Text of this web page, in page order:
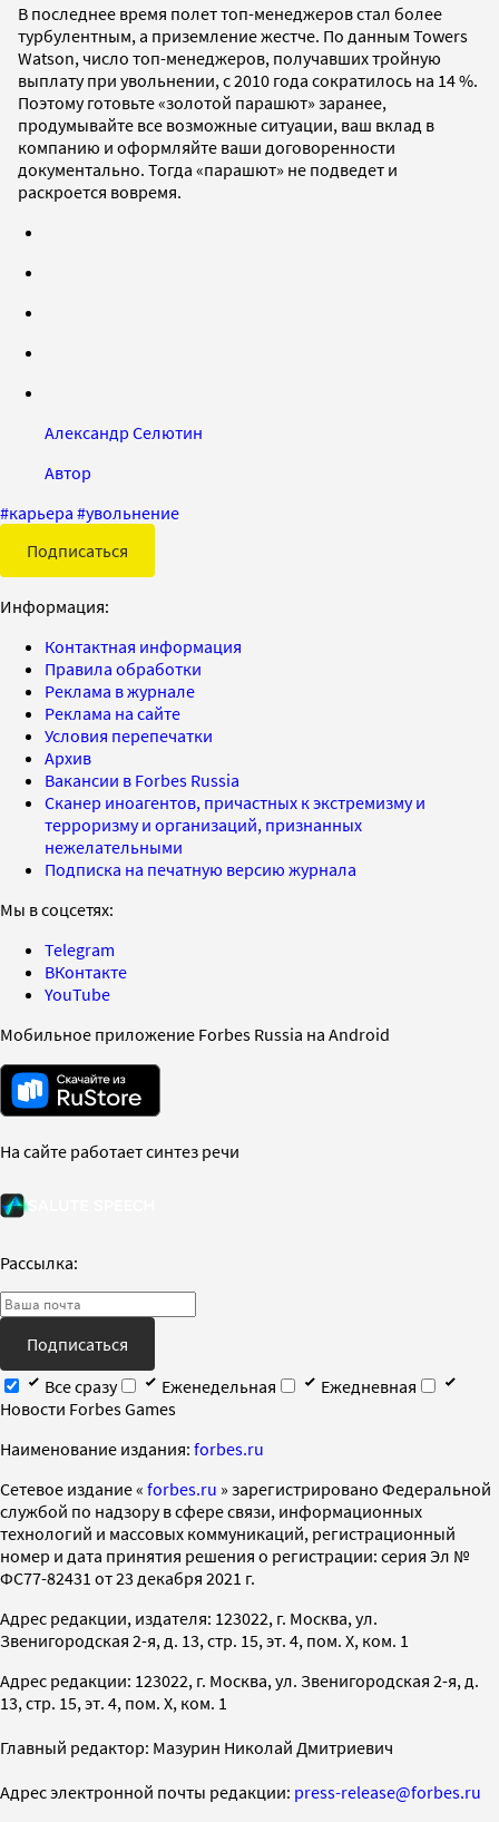
В последнее время полет топ-менеджеров стал более
турбулентным, а приземление жестче. По данным Towers
Watson, число топ-менеджеров, получавших тройную
выплату при увольнении, с 2010 года сократилось на 14 %.
Поэтому готовьте «золотой парашют» заранее,
продумывайте все возможные ситуации, ваш вклад в
компанию и оформляйте ваши договоренности
документально. Тогда «парашют» не подведет и
раскроется вовремя.
Александр Селютин
Автор
#карьера #увольнение
Подписаться
Информация:
Контактная информация
Правила обработки
Реклама в журнале
Реклама на сайте
Условия перепечатки
Архив
Вакансии в Forbes Russia
Сканер иноагентов, причастных к экстремизму и
терроризму и организаций, признанных
нежелательными
Подписка на печатную версию журнала
Мы в соцсетях:
Telegram
ВКонтакте
YouTube
Мобильное приложение Forbes Russia на Android
На сайте работает синтез речи
Рассылка:
Подписаться
Все сразу
Еженедельная
Ежедневная
Новости Forbes Games
Наименование издания: forbes.ru
Cетевое издание « forbes.ru » зарегистрировано Федеральной
службой по надзору в сфере связи, информационных
технологий и массовых коммуникаций, регистрационный
номер и дата принятия решения о регистрации: серия Эл №
ФС77-82431 от 23 декабря 2021 г.
Адрес редакции, издателя: 123022, г. Москва, ул.
Звенигородская 2-я, д. 13, стр. 15, эт. 4, пом. X, ком. 1
Адрес редакции: 123022, г. Москва, ул. Звенигородская 2-я, д.
13, стр. 15, эт. 4, пом. X, ком. 1
Главный редактор: Мазурин Николай Дмитриевич
Адрес электронной почты редакции: press-release@forbes.ru